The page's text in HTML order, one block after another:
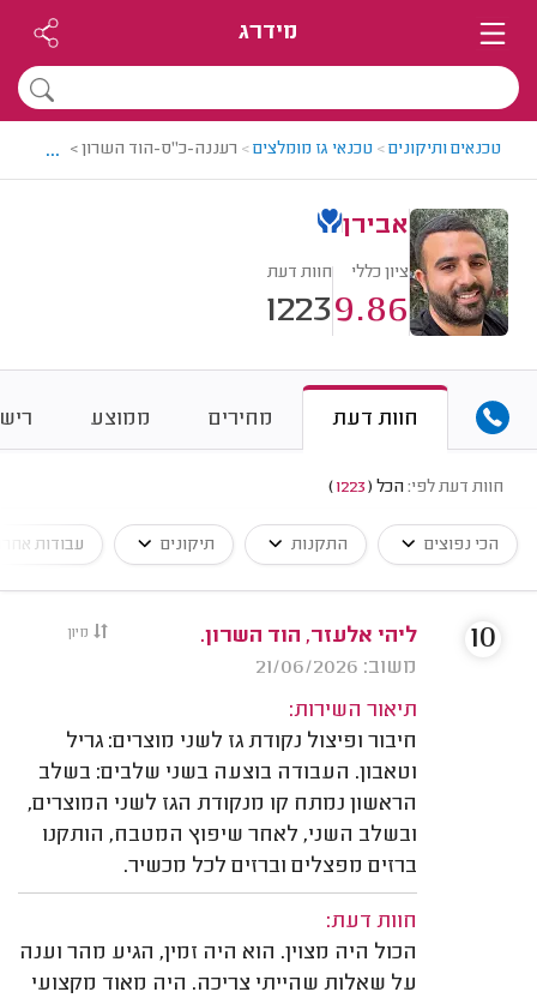
מידרג
טכנאים ותיקונים> טכנאי גז מומלצים> רעננה-כ"ס-הוד השרון > טכנאי גז
...
אבירן
ציון כללי
9.86
חוות דעת
1223
חוות דעת מחירים ממוצע
חוות דעת לפי: הכל (
1223
)
הכי נפוצים התקנות תיקונים עבודות
מיון
ליהי אלעזר, הוד השרון.
משוב: 21/06/2026
תיאור השירות:
חיבור ופיצול נקודת גז לשני מוצרים: גריל
וטאבון. העבודה בוצעה בשני שלבים: בשלב
הראשון נמתח קו מנקודת הגז לשני המוצרים,
ובשלב השני, לאחר שיפוץ המטבח, הותקנו
ברזים מפצלים וברזים לכל מכשיר.
חוות דעת:
הכול היה מצוין. הוא היה זמין, הגיע מהר וענה
על שאלות שהייתי צריכה. היה מאוד מקצועי
10